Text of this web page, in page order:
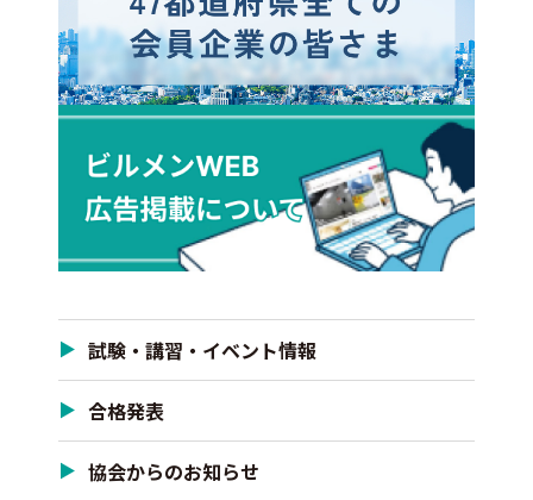
試験・講習・イベント情報
合格発表
協会からのお知らせ